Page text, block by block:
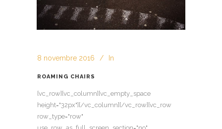
8 novembre 2016 In
ROAMING CHAIRS
[vc_row][vc_column][vc_empty_space
height="32px"][/vc_column][/vc_row][vc_row
row_type="row"